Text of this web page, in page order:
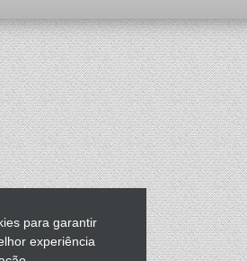
para garantir
experiência